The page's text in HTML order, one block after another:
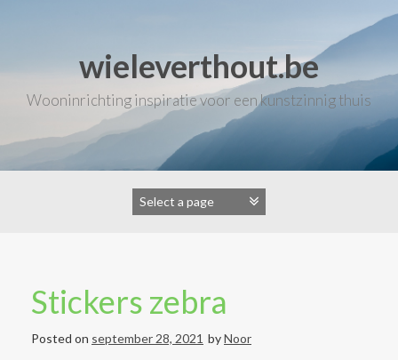
wieleverthout.be
Wooninrichting inspiratie voor een kunstzinnig thuis
Stickers zebra
Posted on september 28, 2021 byNoor